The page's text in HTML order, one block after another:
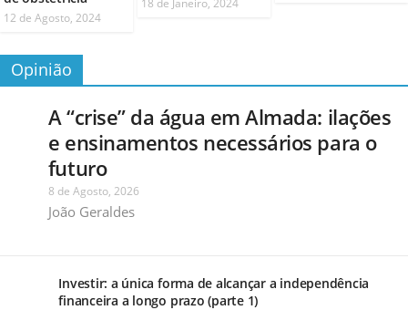
12 de Agosto, 2024
18 de Janeiro, 2024
Opinião
A “crise” da água em Almada: ilações
e ensinamentos necessários para o
futuro
8 de Agosto, 2026
João Geraldes
Investir: a única forma de alcançar a independência
financeira a longo prazo (parte 1)